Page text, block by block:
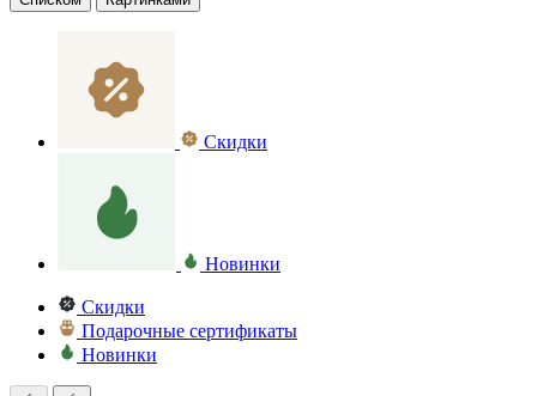
Скидки
Новинки
Скидки
Подарочные сертификаты
Новинки